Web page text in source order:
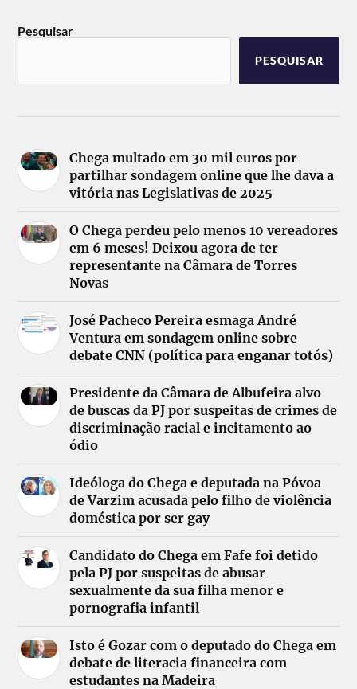
Pesquisar
PESQUISAR
Chega multado em 30 mil euros por
partilhar sondagem online que lhe dava a
vitória nas Legislativas de 2025
O Chega perdeu pelo menos 10 vereadores
em 6 meses! Deixou agora de ter
representante na Câmara de Torres
Novas
José Pacheco Pereira esmaga André
Ventura em sondagem online sobre
debate CNN (política para enganar totós)
Presidente da Câmara de Albufeira alvo
de buscas da PJ por suspeitas de crimes de
discriminação racial e incitamento ao
ódio
Ideóloga do Chega e deputada na Póvoa
de Varzim acusada pelo filho de violência
doméstica por ser gay
Candidato do Chega em Fafe foi detido
pela PJ por suspeitas de abusar
sexualmente da sua filha menor e
pornografia infantil
Isto é Gozar com o deputado do Chega em
debate de literacia financeira com
estudantes na Madeira